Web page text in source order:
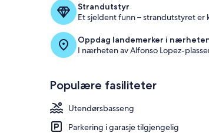
Strandutstyr
Et sjeldent funn – strandutstyret er
Oppdag landemerker i
I nærheten av Alfonso Lopez-
Populære fasiliteter
Utendørsbasseng
Parkering i garasje tilgjengelig